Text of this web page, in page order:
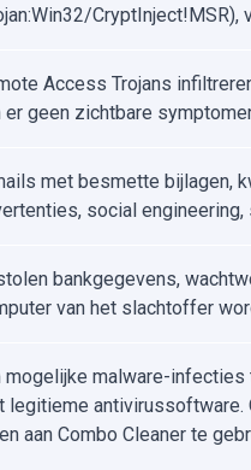
CryptInject!MSR),
Access Trojans
er geen zichtbare
met besmette bijlagen,
social
bankgegevens,
van het slachtoffer
mogelijke malware-
legitieme
aan Combo Cleaner te